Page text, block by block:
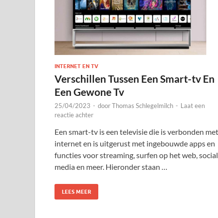
INTERNET EN TV
Verschillen Tussen Een Smart-tv En
Een Gewone Tv
25/04/2023 - doorThomas Schlegelmilch - Laat een
reactie achter
Een smart-tv is een televisie die is verbonden met
internet en is uitgerust met ingebouwde apps en
functies voor streaming, surfen op het web,
media en meer. Hieronder staan …
LEES MEER